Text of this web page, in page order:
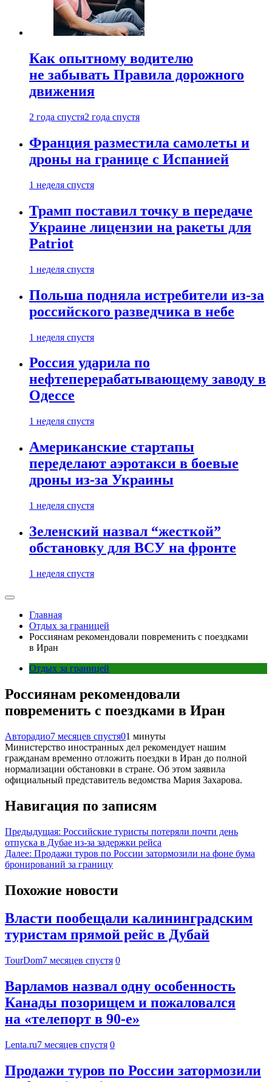
Как опытному водителю
не забывать Правила дорожного
движения
2 года спустя2 года спустя
Франция разместила самолеты и
дроны на границе с Испанией
1 неделя спустя
Трамп поставил точку в передаче
Украине лицензии на ракеты для
Patriot
1 неделя спустя
Польша подняла истребители из-за
российского разведчика в небе
1 неделя спустя
Россия ударила по
нефтеперерабатывающему заводу в
Одессе
1 неделя спустя
Американские стартапы
переделают аэротакси в боевые
дроны из-за Украины
1 неделя спустя
Зеленский назвал “жесткой”
обстановку для ВСУ на фронте
1 неделя спустя
Главная
Отдых за границей
Россиянам рекомендовали повременить с поездками
в Иран
Отдых за границей
Россиянам рекомендовали
повременить с поездками в Иран
Авторадио7 месяцев спустя01 минуты
Министерство иностранных дел рекомендует нашим
гражданам временно отложить поездки в Иран до полной
нормализации обстановки в стране. Об этом заявила
официальный представитель ведомства Мария Захарова.
Навигация по записям
Предыдущая: Российские туристы потеряли почти день
отпуска в Дубае из-за задержки рейса
Далее: Продажи туров по России затормозили на фоне бума
бронирований за границу
Похожие новости
Власти пообещали калининградским
туристам прямой рейс в Дубай
TourDom7 месяцев спустя 0
Варламов назвал одну особенность
Канады позорищем и пожаловался
на «телепорт в 90-е»
Lenta.ru7 месяцев спустя 0
Продажи туров по России затормозили